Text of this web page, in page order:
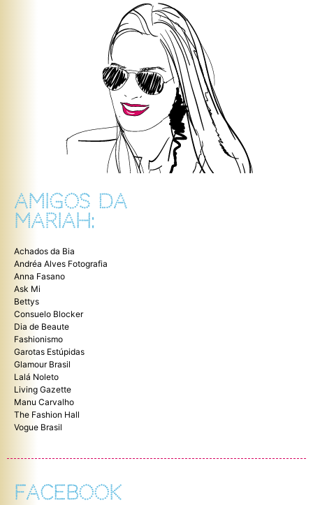
AMIGOS DA
MARIAH:
Achados da Bia
Andréa Alves Fotografia
Anna Fasano
Ask Mi
Bettys
Consuelo Blocker
Dia de Beaute
Fashionismo
Garotas Estúpidas
Glamour Brasil
Lalá Noleto
Living Gazette
Manu Carvalho
The Fashion Hall
Vogue Brasil
FACEBOOK